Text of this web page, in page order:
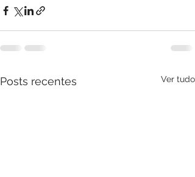
Posts recentes Ver tudo